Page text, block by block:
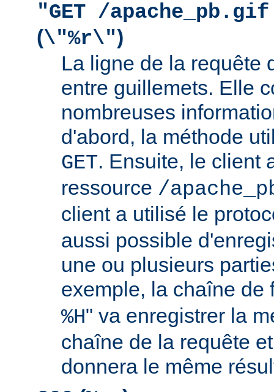
"GET /
(\"%r\")
La ligne de la requête
entre guillemets. Elle
nombreuses
d'abord, la méthode
GET. Ensuite, le client
ressource /
client a utilisé le
aussi possible
une ou plusieurs
exemple, la chaîne de
%H" va enregistrer la
chaîne de la requête
donnera le même